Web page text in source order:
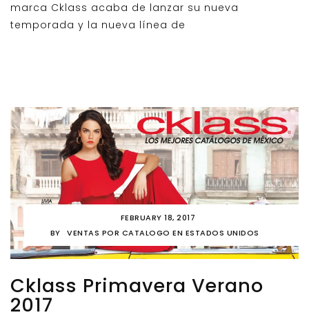
marca Cklass acaba de lanzar su nueva
temporada y la nueva línea de
FEBRUARY 18, 2017
BY
VENTAS POR CATALOGO EN ESTADOS UNIDOS
Cklass Primavera Verano
2017